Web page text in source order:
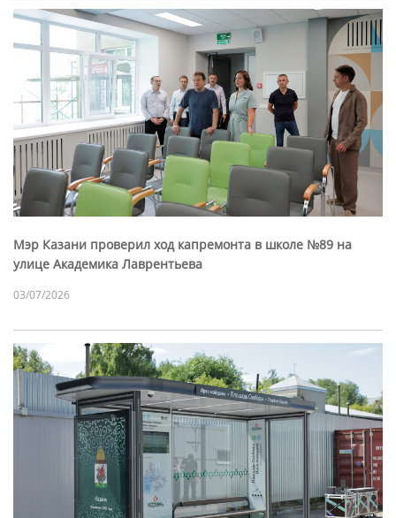
Мэр Казани проверил ход капремонта в школе №89 на
улице Академика Лаврентьева
03/07/2026